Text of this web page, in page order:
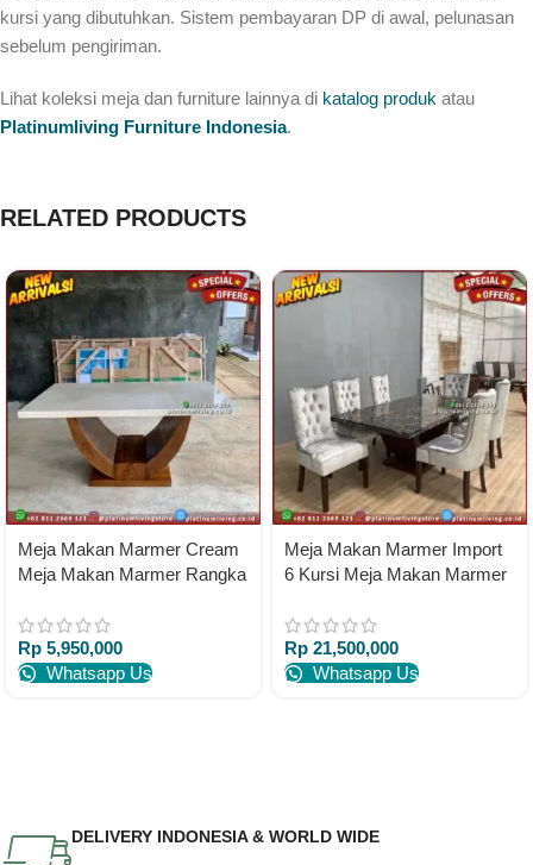
kursi yang dibutuhkan. Sistem pembayaran DP di awal, pelunasan
sebelum pengiriman.
Lihat koleksi meja dan furniture lainnya di katalog produk atau
Platinumliving Furniture Indonesia.
RELATED PRODUCTS
Meja Makan Marmer Cream
Meja Makan Marmer Rangka
Rp 5,950,000
Whatsapp Us
Meja Makan Marmer Import
6 Kursi Meja Makan Marmer
Rp 21,500,000
Whatsapp Us
DELIVERY INDONESIA & WORLD WIDE